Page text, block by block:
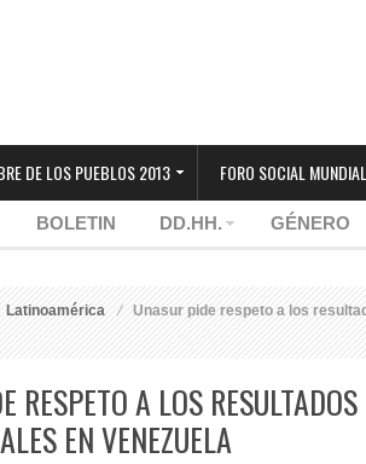
DE LOS PUEBLOS 2013 FORO SOCIAL
BOLETIN DD.HH. GÉNERO
Latinoamérica
Unasur pide respeto a los
RESPETO A LOS
EN VENEZUELA